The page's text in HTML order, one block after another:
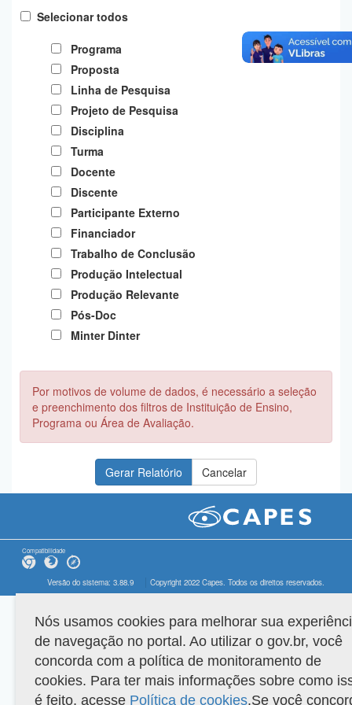
Planalto Selecionar todos
Programa
Proposta
Linha de Pesquisa
Projeto de Pesquisa
Disciplina
Turma
Docente
Discente
Participante Externo
Financiador
Trabalho de Conclusão
Produção Intelectual
Produção Relevante
Pós-Doc
Minter Dinter
Por motivos de volume de dados, é necessário a seleção
e preenchimento dos filtros de Instituição de Ensino,
Programa ou Área de Avaliação.
Compatibilidade
Versão do sistema: 3.88.9 Copyright 2022 Capes. Todos os direitos reservados.
Nós usamos cookies para melhorar sua
de navegação no portal. Ao utilizar o gov.br, você
concorda com a política de monitoramento de
cookies. Para ter mais informações sobre como
é feito, acesse Política de cookies.Se você